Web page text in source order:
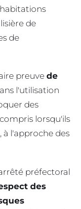
de
de
preuve de
l'utilisation
des
lorsqu'ils
l'approche des
préfectoral
des